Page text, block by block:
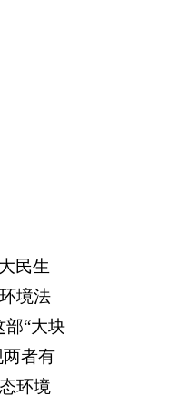
民生
境法
部“大块
者有
环境